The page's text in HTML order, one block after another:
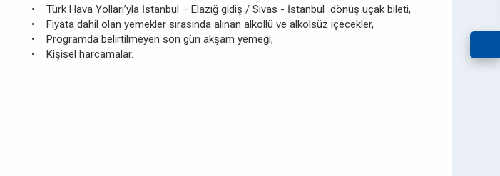
• Türk Hava Yolları’yla İstanbul – Elazığ gidiş / Sivas - İstanbul dönüş uçak bileti,
• Fiyata dahil olan yemekler sırasında alınan alkollü ve alkolsüz içecekler,
• Programda belirtilmeyen son gün akşam yemeği,
• Kişisel harcamalar.